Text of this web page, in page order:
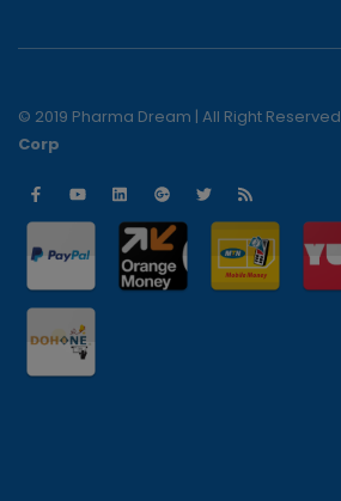
© 2019 Pharma Dream | All Right Reserved
Corp